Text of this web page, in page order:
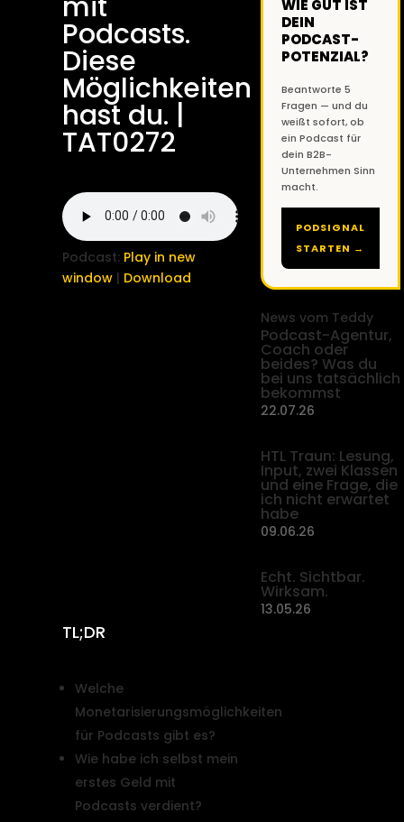
Podcasts.
Diese
Möglichkeiten
hast du. |
TAT0272
Podcast: Play in new
window | Download
TL;DR
Welche
Monetarisierungsmöglichkeiten
für Podcasts gibt es?
Wie habe ich selbst mein
erstes Geld mit
Podcasts verdient?
WIE GUT IST
DEIN
PODCAST-
POTENZIAL?
Beantworte 5
Fragen — und du
weißt sofort, ob
ein Podcast für
dein B2B-
Unternehmen Sinn
macht.
PODSIGNAL
STARTEN →
News vom Teddy
Podcast-Agentur,
Coach oder
beides? Was du
bei uns tatsächlich
bekommst
22.07.26
HTL Traun: Lesung,
Input, zwei Klassen
und eine Frage, die
ich nicht erwartet
habe
09.06.26
Echt. Sichtbar.
Wirksam.
13.05.26